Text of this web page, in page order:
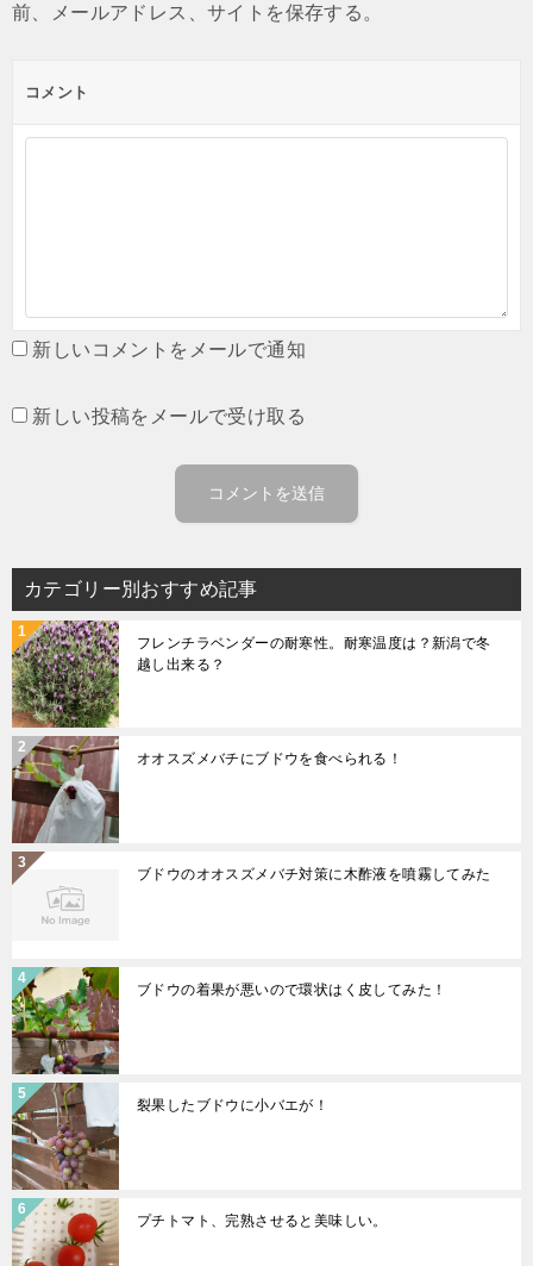
前、メールアドレス、サイトを保存する。
コメント
新しいコメントをメールで通知
新しい投稿をメールで受け取る
カテゴリー別おすすめ記事
フレンチラベンダーの耐寒性。耐寒温度は？新潟で冬
越し出来る？
オオスズメバチにブドウを食べられる！
ブドウのオオスズメバチ対策に木酢液を噴霧してみた
ブドウの着果が悪いので環状はく皮してみた！
裂果したブドウに小バエが！
プチトマト、完熟させると美味しい。